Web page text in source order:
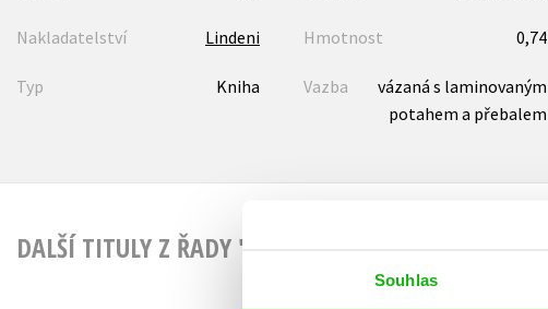
Souhlas
Nakladatelství Lindeni Hmotnost 0,74
Typ Kniha Vazba
vázaná s laminovaným
potahem a přebalem
DALŠÍ TITULY Z ŘADY "SILO (SK)"